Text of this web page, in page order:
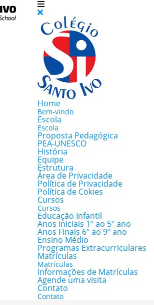
Home
Bem-vindo
Escola
Escola
Proposta Pedagógica
PEA-UNESCO
História
Equipe
Estrutura
Área de Privacidade
Política de Privacidade
Política de Cokies
Cursos
Cursos
Educação Infantil
Anos Iniciais 1º ao 5º ano
Anos Finais 6º ao 9º ano
Ensino Médio
Programas Extracurriculares
Matrículas
Matrículas
Informações de Matrículas
Agende uma visita
Contato
Contato